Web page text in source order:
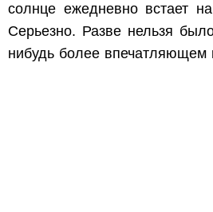
солнце ежедневно встает
Серьезно. Разве нельзя
нибудь более впечатляющем